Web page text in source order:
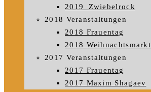
2019_Zwiebelrock
2018 Veranstaltungen
2018 Frauentag
2018 Weihnachtsmarkt
2017 Veranstaltungen
2017 Frauentag
2017 Maxim Shagaev